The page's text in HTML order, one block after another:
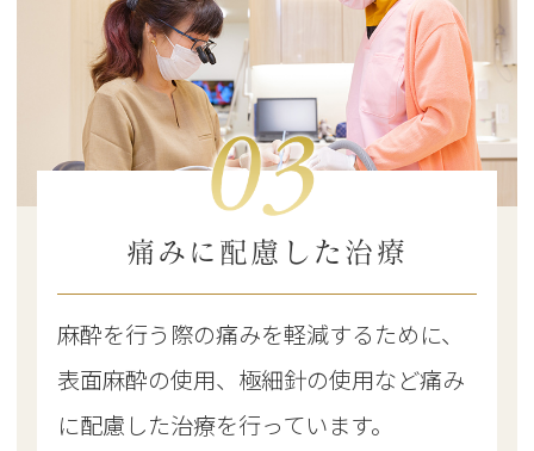
痛みに配慮した治療
麻酔を行う際の痛みを軽減するために、
表面麻酔の使用、極細針の使用など痛み
に配慮した治療を行っています。